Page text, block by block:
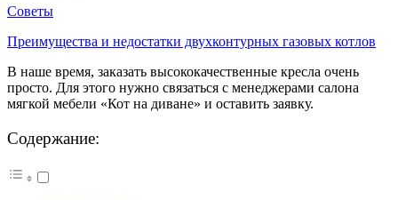
Советы
Преимущества и недостатки двухконтурных газовых котлов
В наше время, заказать высококачественные кресла очень
просто. Для этого нужно связаться с менеджерами салона
мягкой мебели «Кот на диване» и оставить заявку.
Содержание: